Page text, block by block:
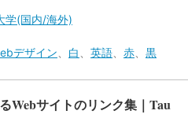
学(国内/海外)
デザイン 白 英語 赤 黒
Webサイトのリンク集｜Tau